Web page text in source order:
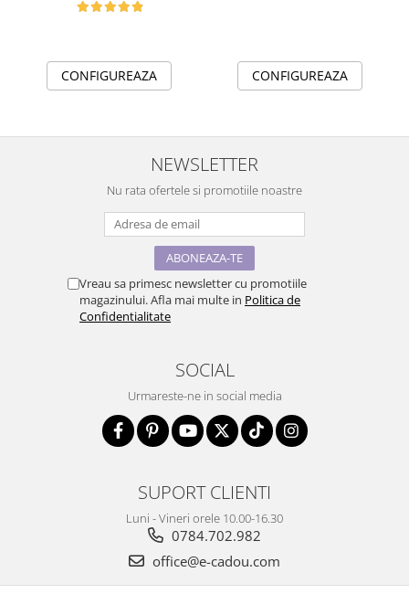
CONFIGUREAZA CONFIGUREAZA
NEWSLETTER
Nu rata ofertele si promotiile noastre
Vreau sa primesc newsletter cu promotiile
magazinului. Afla mai multe in Politica de
Confidentialitate
SOCIAL
Urmareste-ne in social media
SUPORT CLIENTI
Luni - Vineri orele 10.00-16.30
0784.702.982
office@e-cadou.com